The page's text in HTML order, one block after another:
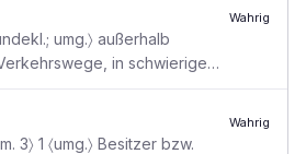
umg.〉 außerhalb
in schwierigem,
Wahrig
1 〈umg.〉 Besitzer bzw.
Wahrig